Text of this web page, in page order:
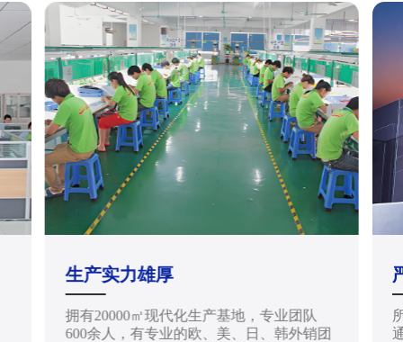
生产实力雄厚
拥有20000㎡现代化生产基地，专业团队
600余人，有专业的欧、美、日、韩外销团